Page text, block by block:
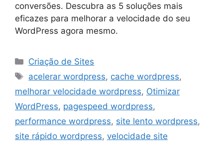
conversões. Descubra as 5 soluções mais
eficazes para melhorar a velocidade do seu
WordPress agora mesmo.
Categorias
Criação de Sites
Tags
acelerar wordpress, cache wordpress,
melhorar velocidade wordpress, Otimizar
WordPress, pagespeed wordpress,
performance wordpress, site lento wordpress,
site rápido wordpress, velocidade site